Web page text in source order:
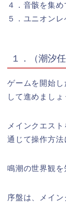
４．音骸を集
５．ユニオン
１．（潮汐
ゲームを開始
して進めましょ
メインクエス
通じて操作方法
鳴潮の世界観を
序盤は、メイ